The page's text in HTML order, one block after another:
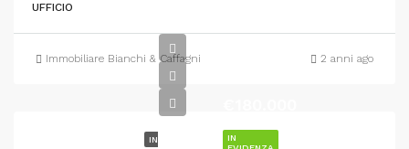
UFFICIO
Immobiliare Bianchi & Caffagni 2 anni ago
IN
IN